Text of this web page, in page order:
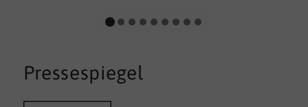
persönlichen Weg und viel Erfolg.
Pressespiegel